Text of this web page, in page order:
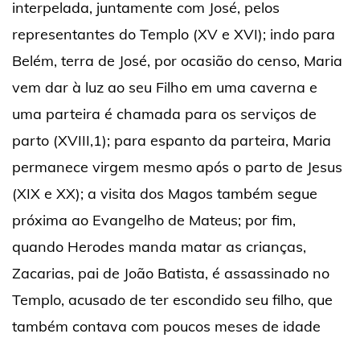
interpelada, juntamente com José, pelos
representantes do Templo (XV e XVI); indo para
Belém, terra de José, por ocasião do censo, Maria
vem dar à luz ao seu Filho em uma caverna e
uma parteira é chamada para os serviços de
parto (XVIII,1); para espanto da parteira, Maria
permanece virgem mesmo após o parto de Jesus
(XIX e XX); a visita dos Magos também segue
próxima ao Evangelho de Mateus; por fim,
quando Herodes manda matar as crianças,
Zacarias, pai de João Batista, é assassinado no
Templo, acusado de ter escondido seu filho, que
também contava com poucos meses de idade